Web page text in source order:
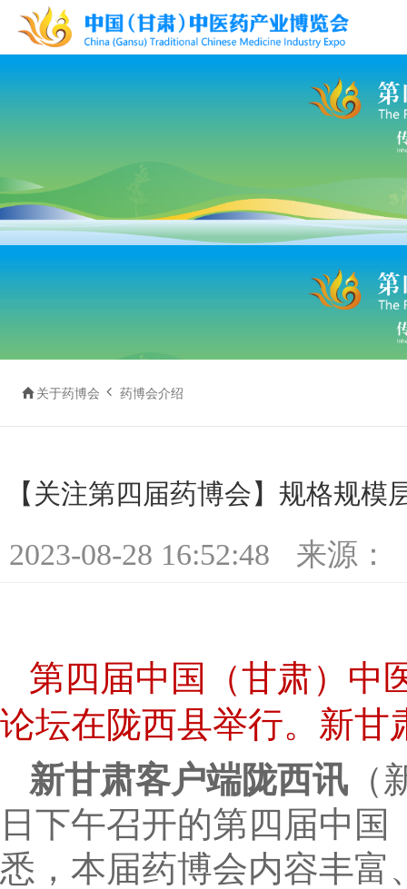
 关于药博会  药博会介绍
【关注第四届药博会】规格规
2023-08-28 16:52:48 来源：
第四届中国（甘肃）中
论坛在陇西县举行。新甘
新甘肃客户端陇西讯
日下午召开的第四届中
悉，本届药博会内容丰富